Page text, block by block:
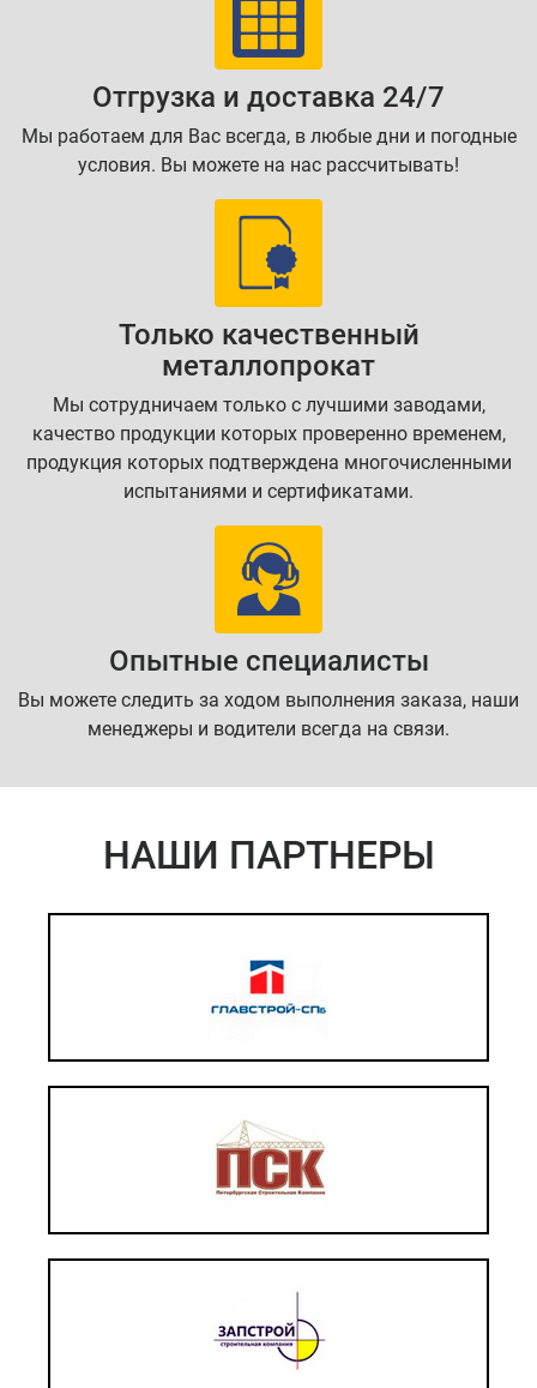
Отгрузка и доставка 24/7
Мы работаем для Вас всегда, в любые дни и погодные
условия. Вы можете на нас рассчитывать!
Только качественный
металлопрокат
Мы сотрудничаем только с лучшими заводами,
качество продукции которых проверенно временем,
продукция которых подтверждена многочисленными
испытаниями и сертификатами.
Опытные специалисты
Вы можете следить за ходом выполнения заказа, наши
менеджеры и водители всегда на связи.
НАШИ ПАРТНЕРЫ